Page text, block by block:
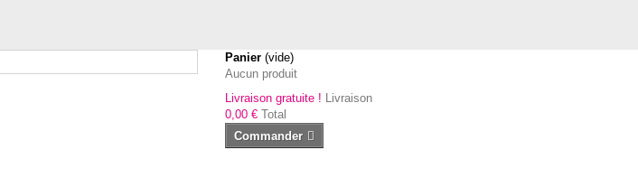
Panier (vide)
Aucun produit
Livraison gratuite ! Livraison
0,00 € Total
Commander